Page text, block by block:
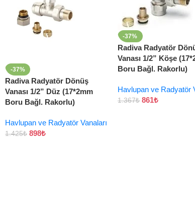
-37%
Radiva Radyatör Dönüş
Vanası 1/2” Düz (17*2mm
Boru Bağl. Rakorlu)
Havlupan ve Radyatör Vanaları
1.425₺ 898₺
-37%
Radiva Radyatör
Vanası 1/2” Köşe
Boru Bağl. Rakorlu)
Havlupan ve Radyatör
1.367₺ 861₺